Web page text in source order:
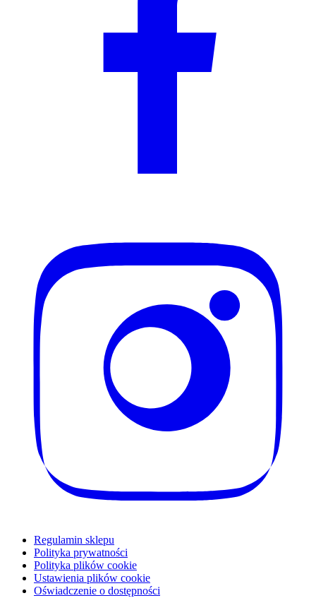
Regulamin sklepu
Polityka prywatności
Polityka plików cookie
Ustawienia plików cookie
Oświadczenie o dostępności